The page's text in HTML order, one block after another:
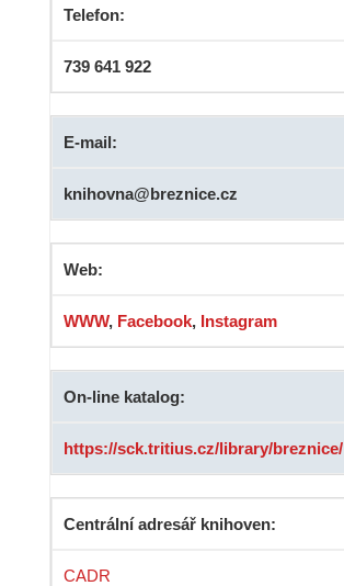
Telefon:
739 641 922
E-mail:
knihovna@breznice.cz
Web:
WWW, Facebook, Instagram
On-line katalog:
https://sck.tritius.cz/library/breznice/
Centrální adresář knihoven:
CADR